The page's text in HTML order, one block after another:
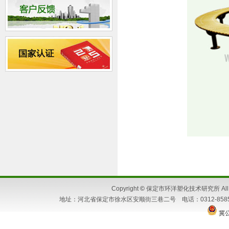
Copyright©保定市环洋塑化技术研究所
地址：河北省保定市徐水区安顺街三巷二号 电话：0312-
冀